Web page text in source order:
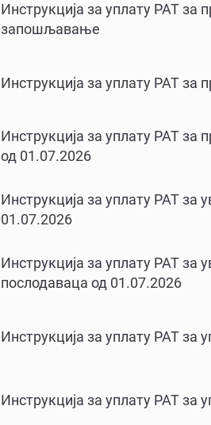
Инструкција за уплату РАТ
запошљавање
Инструкција за уплату РАТ за
Инструкција за уплату РАТ за
од 01.07.2026
Инструкција за уплату РАТ за
01.07.2026
Инструкција за уплату РАТ
послодаваца од 01.07.2026
Инструкција за уплату РАТ за
Инструкција за уплату РАТ за